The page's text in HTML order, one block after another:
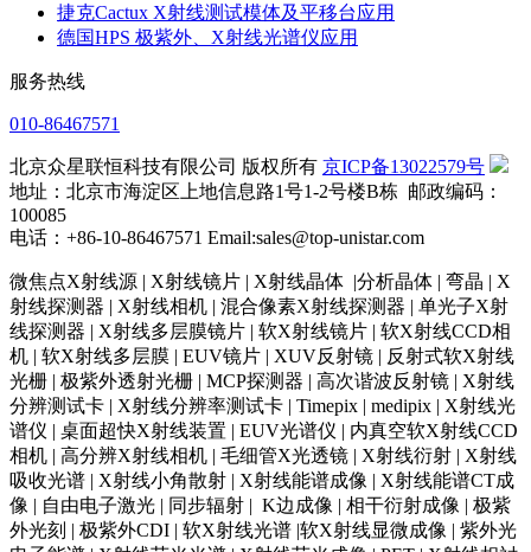
捷克Cactux X射线测试模体及平移台应用
德国HPS 极紫外、X射线光谱仪应用
服务热线
010-86467571
北京众星联恒科技有限公司 版权所有 京ICP备13022579号
地址：北京市海淀区上地信息路1号1-2号楼B栋 邮政编码：
100085
电话：+86-10-86467571 Email:sales@top-unistar.com
微焦点X射线源 | X射线镜片 | X射线晶体 |分析晶体 | 弯晶 | X
射线探测器 | X射线相机 | 混合像素X射线探测器 | 单光子X射
线探测器 | X射线多层膜镜片 | 软X射线镜片 | 软X射线CCD相
机 | 软X射线多层膜 | EUV镜片 | XUV反射镜 | 反射式软X射线
光栅 | 极紫外透射光栅 | MCP探测器 | 高次谐波反射镜 | X射线
分辨测试卡 | X射线分辨率测试卡 | Timepix | medipix | X射线光
谱仪 | 桌面超快X射线装置 | EUV光谱仪 | 内真空软X射线CCD
相机 | 高分辨X射线相机 | 毛细管X光透镜 | X射线衍射 | X射线
吸收光谱 | X射线小角散射 | X射线能谱成像 | X射线能谱CT成
像 | 自由电子激光 | 同步辐射 | K边成像 | 相干衍射成像 | 极紫
外光刻 | 极紫外CDI | 软X射线光谱 |软X射线显微成像 | 紫外光